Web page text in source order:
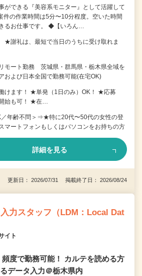
ができる『美容系モニター』として活躍して
件の作業時間は5分〜10分程度。空いた時間
るお仕事です。 ◆【いろん…
謝礼は、最短で当日のうちに受け取れま
モート勤務 茨城県・群馬県・栃木県全域を
および日本全国で勤務可能(在宅OK)
けます！ ★単発（1日のみ）OK！ ★応募
始も可！ ★在…
／年齢不問＞⇒★特に20代〜50代の女性の登
ートフォンもしくはパソコンをお持ちの方
詳細を見る
更新日： 2026/07/31 掲載終了日： 2026/08/24
力スタッフ（LDM：Local Dat
イト
度で勤務可能！ カルテを読める方
データ入力＠栃木県内